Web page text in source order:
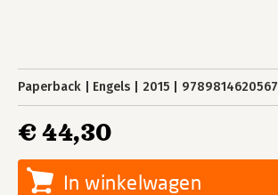
Paperback Engels 2015 9789814620567
€ 44,30
In winkelwagen